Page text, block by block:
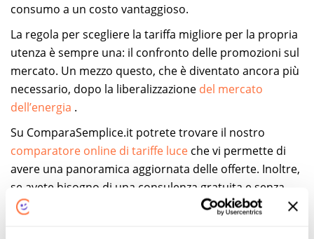
consumo a un costo vantaggioso.
La regola per scegliere la tariffa migliore per la propria
utenza è sempre una: il confronto delle promozioni sul
mercato. Un mezzo questo, che è diventato ancora più
necessario, dopo la liberalizzazione del mercato
dell’energia .
Su ComparaSemplice.it potrete trovare il nostro
comparatore online di tariffe luce che vi permette di
avere una panoramica aggiornata delle offerte. Inoltre,
se avete bisogno di una consulenza gratuita e senza
impegno, potete contattare i nostri esperti energia, al